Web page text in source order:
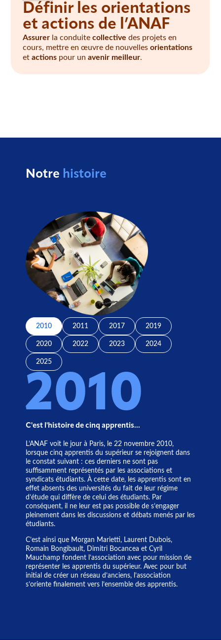
Définir les orientations
et actions de l’ANAF
Assurer la conduitecollective des projets en
cours, mettre en œuvre de nouvellesorientations
etactions pour unavenir meilleur.
Notre histoire
2010
C'est l'histoire de cinq apprentis...
L’ANAF voit le jour à Paris, le 22 novembre 2010,
lorsque cinq apprentis du supérieur se rejoignent dans
le constat suivant : ces derniers ne sont pas
suffisamment représentés par les associations et
syndicats étudiants. À cette date, les apprentis sont en
effet absents des universités du fait de leur régime
d’étude qui diffère de celui des étudiants. Par
conséquent, il ne leur est pas possible de s’engager
pleinement dans les discussions et débats menés par les
étudiants.
C’est ainsi que Morgan Marietti, Laurent Dubois,
Romain Bongibault, Dimitri Bocancea et Cyril
Mauchamp fondent l’association avec pour mission de
représenter les apprentis du supérieur. Avec pour but
initial de créer un réseau d’anciens, l’association
s’oriente finalement vers l’ensemble des apprentis.
2010 2011 2017 2019
2020 2022 2023 2024
2025